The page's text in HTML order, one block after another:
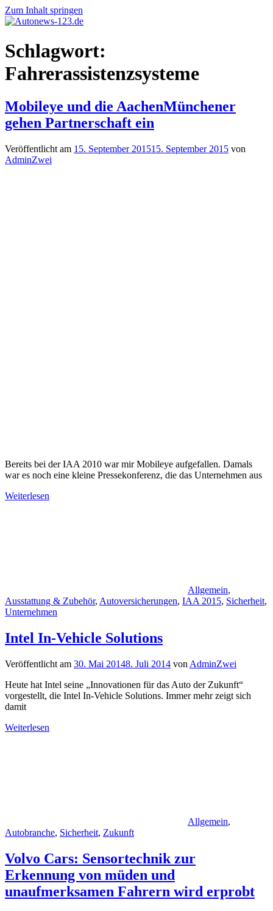
Zum Inhalt springen
Autonews-
123.de
Autonews
mit
Schlagwort:
Fahrerassistenzsysteme
Mobileye und die AachenMünchener
gehen Partnerschaft ein
Veröffentlicht am 15. September 201515. September 2015 von
AdminZwei
Bereits bei der IAA 2010 war mir Mobileye aufgefallen. Damals
war es noch eine kleine Pressekonferenz, die das Unternehmen aus
Weiterlesen
Allgemein,
Ausstattung & Zubehör, Autoversicherungen, IAA 2015, Sicherheit,
Unternehmen
Intel In-Vehicle Solutions
Veröffentlicht am 30. Mai 20148. Juli 2014 von AdminZwei
Heute hat Intel seine „Innovationen für das Auto der Zukunft“
vorgestellt, die Intel In-Vehicle Solutions. Immer mehr zeigt sich
damit
Weiterlesen
Allgemein,
Autobranche, Sicherheit, Zukunft
Volvo Cars: Sensortechnik zur
Erkennung von müden und
unaufmerksamen Fahrern wird erprobt